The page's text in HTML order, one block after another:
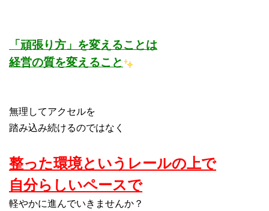
「頑張り方」を変えることは
経営の質を変えること
無理してアクセルを
踏み込み続けるのではなく
整った環境というレールの上で
自分らしいペースで
軽やかに進んでいきませんか？